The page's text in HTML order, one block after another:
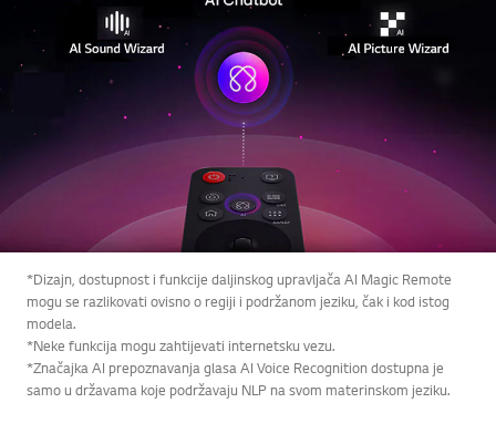
*Dizajn, dostupnost i funkcije daljinskog upravljača AI Magic Remote
mogu se razlikovati ovisno o regiji i podržanom jeziku, čak i kod istog
modela.
*Neke funkcija mogu zahtijevati internetsku vezu.
*Značajka AI prepoznavanja glasa AI Voice Recognition dostupna je
samo u državama koje podržavaju NLP na svom materinskom jeziku.